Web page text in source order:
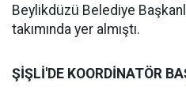
Beylikdüzü Belediye
takımında yer almıştı.
ŞİŞLİ'DE KOORDİNATÖR